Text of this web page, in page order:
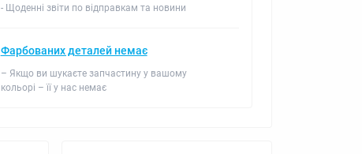
- Щоденні звіти по відправкам та новини
Фарбованих деталей немає
– Якщо ви шукаєте запчастину у вашому
кольорі – її у нас немає